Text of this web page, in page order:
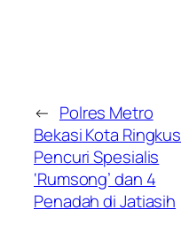
← Polres Metro
Bekasi Kota Ringkus
Pencuri Spesialis
‘Rumsong’ dan 4
Penadah di Jatiasih